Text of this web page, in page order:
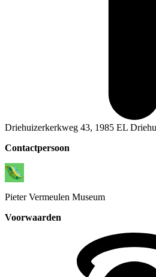
Driehuizerkerkweg 43, 1985 EL
Contactpersoon
Pieter Vermeulen Museum
Voorwaarden